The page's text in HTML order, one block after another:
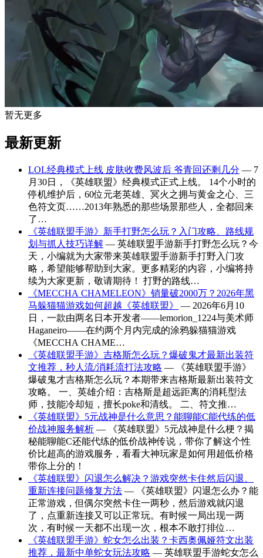
暂无更多
最新更新
LOL经典模式上线 皮肤收费风波后 爷青回还剩几分 — 7
月30日，《英雄联盟》经典模式正式上线。 14个小时的
停机维护后，60位元老英雄、冥火之拥与黄金之心、三
色符文页……2013年熟悉的那些场景那些人，全都回来
了…
《英雄联盟手游》新手打野怎么玩？入门攻略、路线规
划与抓人技巧详解 — 英雄联盟手游新手打野怎么玩？今
天，小编就为大家带来英雄联盟手游新手打野入门攻
略，希望能够帮助到大家。更多精彩的内容，小编将持
续为大家更新，敬请期待！ 打野的路线…
《MECCHA CHAMELEON》销量破2000万？2026年黑
马躲猫猫游戏如何超越《英雄联盟》
— 2026年6月10
日，一款由两名日本开发者——lemorion_1224与美术师
Haganeiro——在约两个月内完成的涂鸦躲猫猫游戏
《MECCHA CHAME…
《英雄联盟手游》吉格斯怎么玩？爆破鬼才最新出装符
文推荐，秒人流/消耗流打法攻略 — 《英雄联盟手游》
爆破鬼才吉格斯怎么玩？本期带来吉格斯最新出装符文
攻略。 一、英雄介绍：吉格斯是超远距离的消耗型法
师，技能冷却短，擅长poke和清线。 二、符文推…
《英雄联盟》5元战神是什么意思？能聊能C能代练的低
价战神服务解析 — 《英雄联盟》5元战神是什么梗？揭
秘能聊能C还能代练的低价战神传说，带你了解这个性
价比超高的游戏服务，看看大神玩家是如何用超低价格
带你上分的！
《英雄联盟》闪退怎么解决？游戏突然卡住然后闪退、
重新连接问题修复方法 — 《英雄联盟》闪退怎么办？能
正常游戏，但偶尔突然卡住一两秒，然后游戏就闪退
了，点重新连接又可以正常玩。有时候一局出现一两
次，有时候一天都不出现一次，根本不敢打排位…
《英雄联盟手游》蛇女怎么出装？卡西奥佩娅符文出装
推荐，最新中单蛇女玩法攻略 — 英雄联盟手游蛇女怎么